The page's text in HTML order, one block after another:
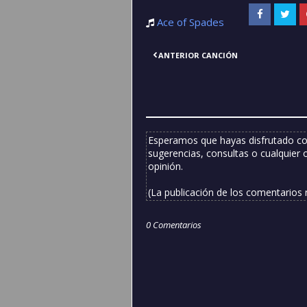
Ace of Spades
ANTERIOR CANCIÓN
Esperamos que hayas disfrutado
sugerencias, consultas o
opinión.
(La publicación de los
0 Comentarios